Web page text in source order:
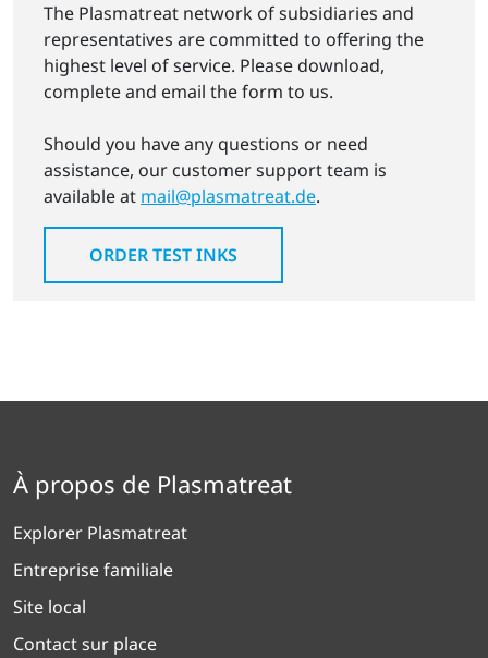
The Plasmatreat network of subsidiaries and
representatives are committed to offering the
highest level of service. Please download,
complete and email the form to us.
Should you have any questions or need
assistance, our customer support team is
available at mail@plasmatreat.de.
ORDER TEST INKS
À propos de Plasmatreat
Explorer Plasmatreat
Entreprise familiale
Site local
Contact sur place